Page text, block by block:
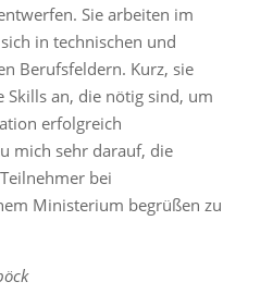
Sie arbeiten im
in technischen und
Berufsfeldern. Kurz, sie
Skills an, die nötig sind, um
erfolgreich
mich sehr darauf, die
bei
Ministerium begrüßen zu